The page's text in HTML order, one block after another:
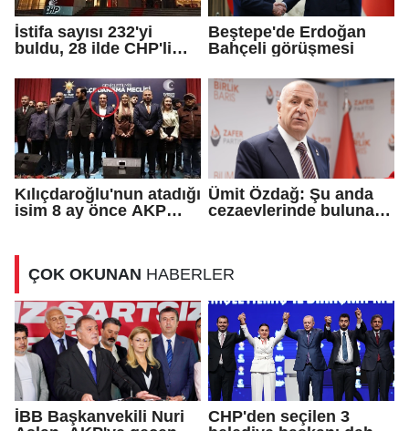
İstifa sayısı 232'yi
buldu, 28 ilde CHP'li
Beştepe'de Erdoğan
Bahçeli görüşmesi
Kılıçdaroğlu'nun atadığı
isim 8 ay önce AKP
Ümit Özdağ: Şu anda
cezaevlerinde bulunan
ÇOK OKUNAN HABERLER
İBB Başkanvekili Nuri
CHP'den seçilen 3